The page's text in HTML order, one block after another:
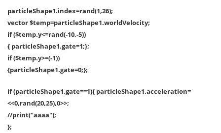
particleShape1.index=rand(1,26);
vector $temp=particleShape1.worldVelocity;
if ($temp.y<=rand(-10,-5))
{ particleShape1.gate=1;};
if ($temp.y>=(-1))
{particleShape1.gate=0;};
if (particleShape1.gate==1){ particleShape1.acceleration=
<<0,rand(20,25),0>>;
//print("aaaa");
};